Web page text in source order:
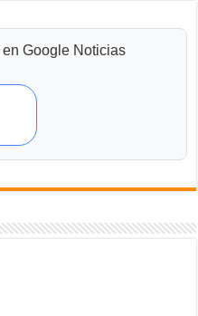
en Google Noticias